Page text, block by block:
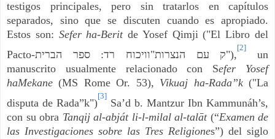
testigos principales, pero sin tratarlos en capítulos
separados, sino que se discuten cuando es apropiado.
Estos son: Sefer ha-Beritde Yosef Qimji ("El Libro del
Pacto-ספר הברית:וויכוח רד"ק עם הנצרות"),
[2]
un
manuscrito usualmente relacionado con Sefer Yosef
haMekane (MS Rome Or. 53), Vikuaj ha-Rada”k("La
disputa de Rada”k")
[3]
Sa’d b. Mantzur Ibn Kammunáh’s,
con su obra Tanqij al-abját li-l-milal al-talāt (“Examen de
las Investigaciones sobre las Tres Religiones”) del siglo